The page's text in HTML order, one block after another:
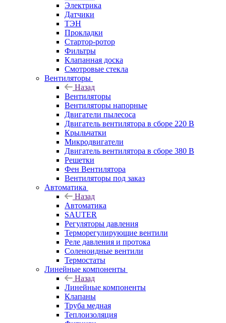
Электрика
Датчики
ТЭН
Прокладки
Стартор-ротор
Фильтры
Клапанная доска
Смотровые стекла
Вентиляторы
Назад
Вентиляторы
Вентиляторы напорные
Двигатели пылесоса
Двигатель вентилятора в сборе 220 В
Крыльчатки
Микродвигатели
Двигатель вентилятора в сборе 380 В
Решетки
Фен Вентилятора
Вентиляторы под заказ
Автоматика
Назад
Автоматика
SAUTER
Регуляторы давления
Терморегулирующие вентили
Реле давления и протока
Соленоидные вентили
Термостаты
Линейные компоненты
Назад
Линейные компоненты
Клапаны
Труба медная
Теплоизоляция